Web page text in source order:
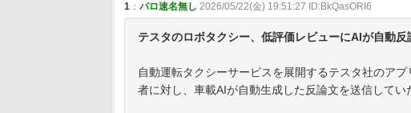
1 ： パロ速名無し 2026/05/22(金) 19:51:27 ID:BkQasORI6
テスタのロボタクシー、低評価レビューにAIが自動
自動運転タクシーサービスを展開するテスタ社のア
者に対し、車載AIが自動生成した反論文を送信してい